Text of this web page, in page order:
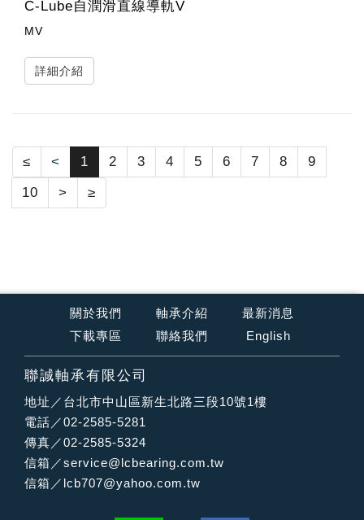
C-Lube自潤滑直線導軌V
MV
詳細介紹
≤ < 1 2 3 4 5 6 7 8
9
10
> ≥
關於我們 軸承介紹
最新消息
下載專區
聯絡我們 English
聯誠軸承有限公司
地址／台北市中山區新生北路三段10號1樓
電話／02-2585-5281
傳真／02-2585-5324
信箱／service@lcbearing.com.tw
信箱／ lcb707@yahoo.com.tw